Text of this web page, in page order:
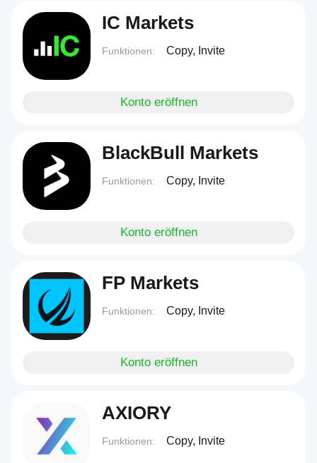
IC Markets
Funktionen: Copy, Invite
Konto eröffnen
BlackBull Markets
Funktionen: Copy, Invite
Konto eröffnen
FP Markets
Funktionen: Copy, Invite
Konto eröffnen
AXIORY
Funktionen: Copy, Invite